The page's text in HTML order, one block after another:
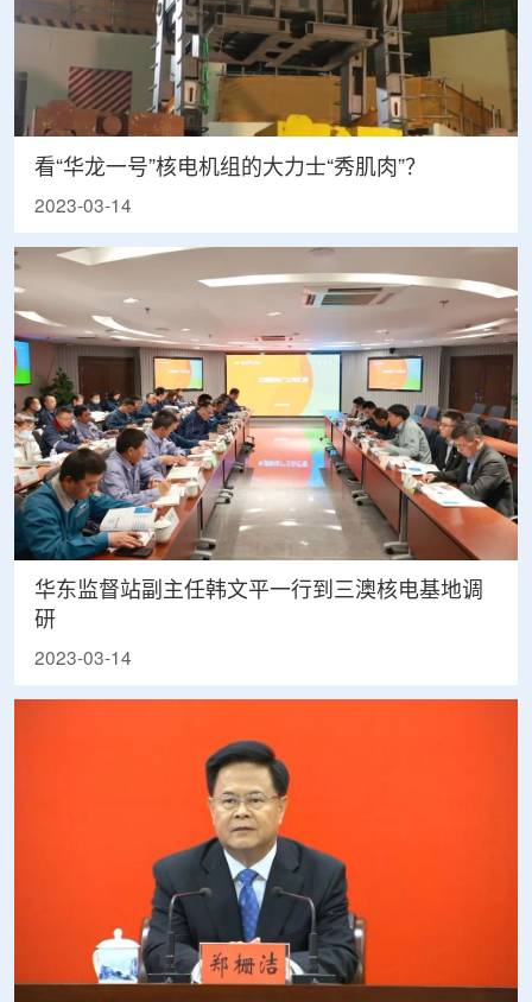
看“华龙一号”核电机组的大力士“秀肌肉”？
2023-03-14
华东监督站副主任韩文平一行到三澳核电基地调
研
2023-03-14